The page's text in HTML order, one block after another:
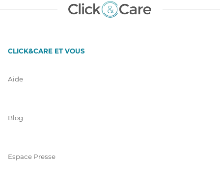
CLICK&CARE ET VOUS
Aide
Blog
Espace Presse